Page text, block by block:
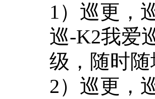
1）巡更，
巡-K2我爱
级，随时
2）巡更，